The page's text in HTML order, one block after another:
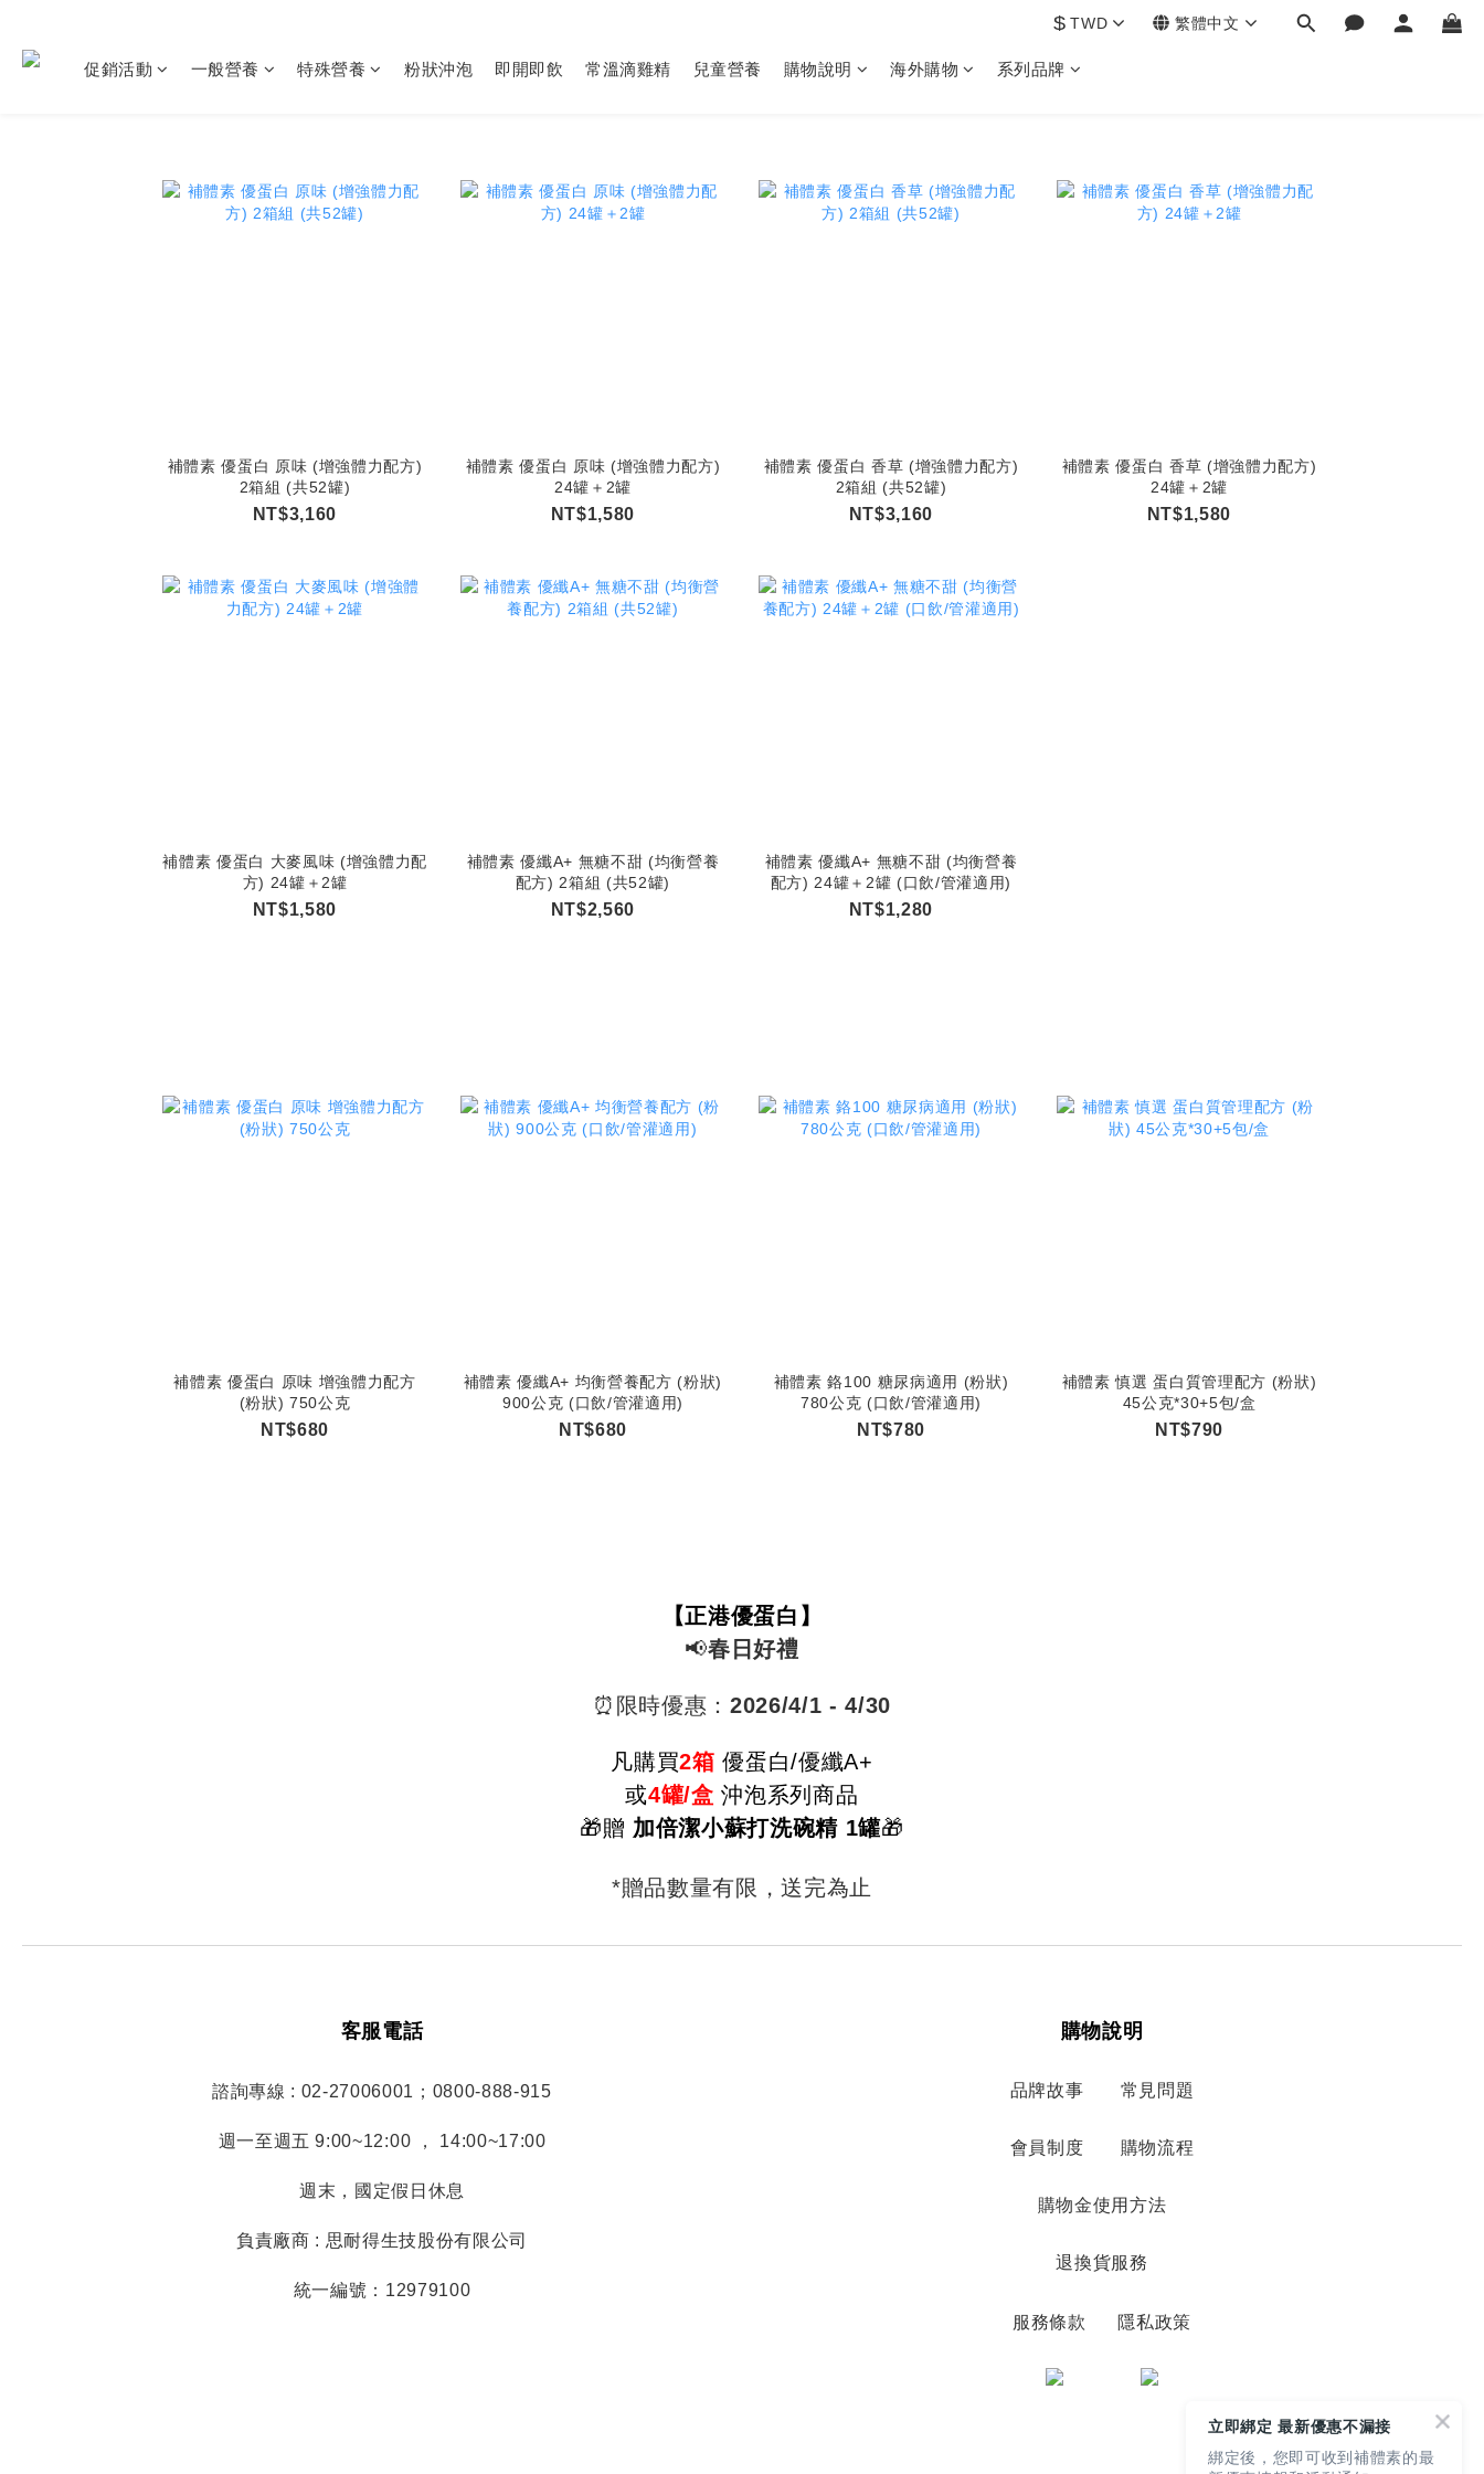
$ TWD 繁體中文
促銷活動 一般營養 特殊營養 粉狀沖泡 即開即飲 常溫滴雞精 兒童營養 購物說明 海外購物 系列品牌
補體素 優蛋白 原味 (增強體力配方)
2箱組 (共52罐)
NT$3,160
補體素 優蛋白 原味 (增強體力配方)
24罐＋2罐
NT$1,580
補體素 優蛋白 香草 (增強體力配方)
2箱組 (共52罐)
NT$3,160
補體素 優蛋白 香草 (增強體力配方)
24罐＋2罐
NT$1,580
補體素 優蛋白 大麥風味 (增強體力配
方) 24罐＋2罐
NT$1,580
補體素 優纖A+ 無糖不甜 (均衡營養
配方) 2箱組 (共52罐)
NT$2,560
補體素 優纖A+ 無糖不甜 (均衡營養
配方) 24罐＋2罐 (口飲/管灌適用)
NT$1,280
補體素 優蛋白 原味 增強體力配方
(粉狀) 750公克
NT$680
補體素 優纖A+ 均衡營養配方 (粉狀)
900公克 (口飲/管灌適用)
NT$680
補體素 鉻100 糖尿病適用 (粉狀)
780公克 (口飲/管灌適用)
NT$780
補體素 慎選 蛋白質管理配方 (粉狀)
45公克*30+5包/盒
NT$790
【正港優蛋白】
📢春日好禮
⏰限時優惠： 2026/4/1 - 4/30
凡購買2箱 優蛋白/優纖A+
或4罐/盒 沖泡系列商品
🎁贈 加倍潔小蘇打洗碗精 1罐🎁
*贈品數量有限，送完為止
客服電話
諮詢專線 : 02-27006001；0800-888-915
週一至週五 9:00~12:00 ， 14:00~17:00
週末，國定假日休息
負責廠商 : 思耐得生技股份有限公司
統一編號：12979100
購物說明
品牌故事 常見問題
會員制度 購物流程
購物金使用方法
退換貨服務
服務條款 隱私政策
立即綁定 最新優惠不漏接
綁定後，您即可收到補體素的最